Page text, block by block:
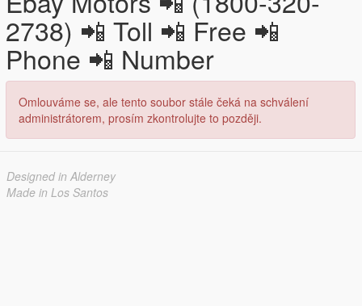
2738) 📲 Toll 📲 Free 📲
Phone 📲 Number
Omlouváme se, ale tento soubor stále čeká na schválení
administrátorem, prosím zkontrolujte to později.
Designed in Alderney
Made in Los Santos